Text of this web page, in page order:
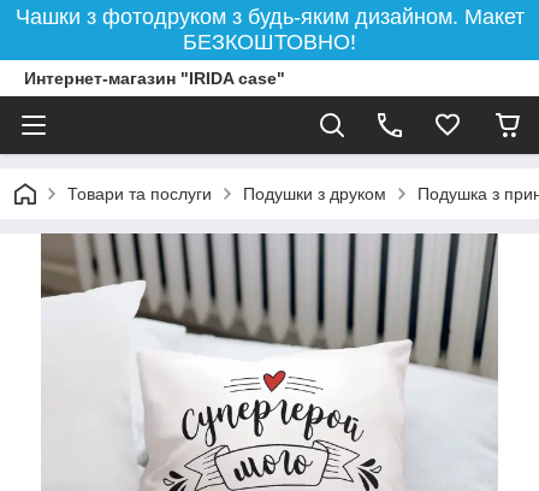
Чашки з фотодруком з будь-яким дизайном. Макет
БЕЗКОШТОВНО!
Интернет-магазин "IRIDA case"
Товари та послуги Подушки з друком Подушка з